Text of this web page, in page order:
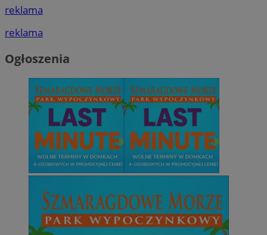
reklama
reklama
Ogłoszenia